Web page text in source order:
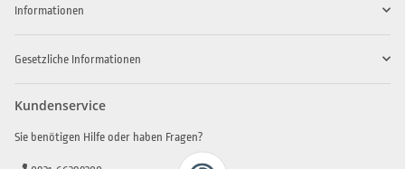
Informationen
Gesetzliche Informationen
Kundenservice
Sie benötigen Hilfe oder haben Fragen?